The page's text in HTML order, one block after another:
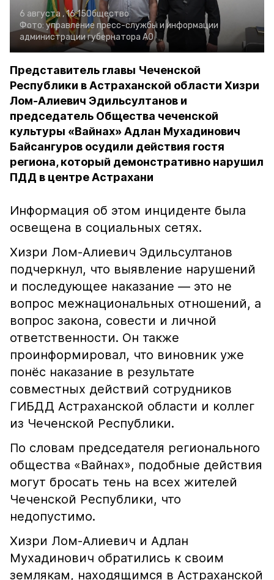
6 августа , 16:15Общество
Фото: управление пресс-службы и информации
администрации губернатора АО
Представитель главы Чеченской
Республики в Астраханской области Хизри
Лом-Алиевич Эдильсултанов и
председатель Общества чеченской
культуры «Вайнах» Адлан Мухадинович
Байсангуров осудили действия гостя
региона, который демонстративно нарушил
ПДД в центре Астрахани
Информация об этом инциденте была
освещена в социальных сетях.
Хизри Лом-Алиевич Эдильсултанов
подчеркнул, что выявление нарушений
и последующее наказание — это не
вопрос межнациональных отношений, а
вопрос закона, совести и личной
ответственности. Он также
проинформировал, что виновник уже
понёс наказание в результате
совместных действий сотрудников
ГИБДД Астраханской области и коллег
из Чеченской Республики.
По словам председателя регионального
общества «Вайнах», подобные действия
могут бросать тень на всех жителей
Чеченской Республики, что
недопустимо.
Хизри Лом-Алиевич и Адлан
Мухадинович обратились к своим
землякам, находящимся в Астраханской